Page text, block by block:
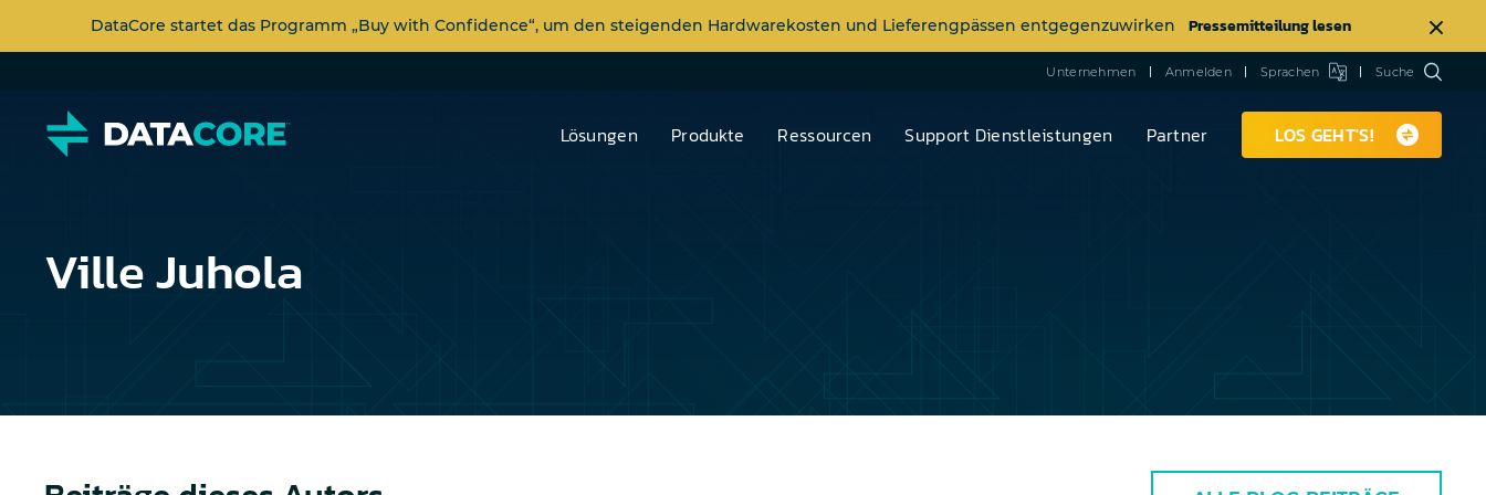
DataCore startet das Programm „Buy with Confidence“, um den steigenden Hardwarekosten und Lieferengpässen entgegenzuwirken Pressemitteilung lesen
Unternehmen Anmelden Sprachen Suche
Lösungen Produkte Ressourcen Support Dienstleistungen Partner LOS GEHT'S!
Ville Juhola